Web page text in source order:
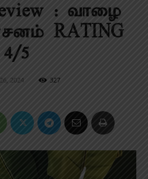
: வாழை
RATING
4/5
2024 327